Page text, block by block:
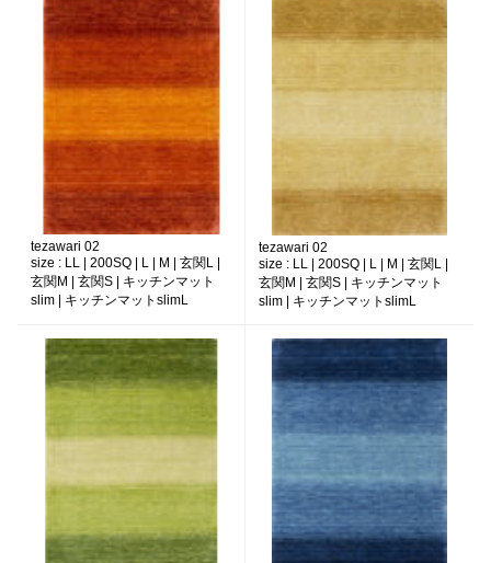
tezawari 02
size : LL | 200SQ | L | M | 玄関L |
玄関M | 玄関S | キッチンマット
slim | キッチンマットslimL
tezawari 02
size : LL | 200SQ | L | M | 玄関L |
玄関M | 玄関S | キッチンマット
slim | キッチンマットslimL